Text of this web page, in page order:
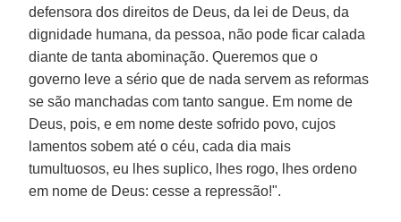
defensora dos direitos de Deus, da lei de Deus, da
dignidade humana, da pessoa, não pode ficar calada
diante de tanta abominação. Queremos que o
governo leve a sério que de nada servem as reformas
se são manchadas com tanto sangue. Em nome de
Deus, pois, e em nome deste sofrido povo, cujos
lamentos sobem até o céu, cada dia mais
tumultuosos, eu lhes suplico, lhes rogo, lhes ordeno
em nome de Deus: cesse a repressão!".